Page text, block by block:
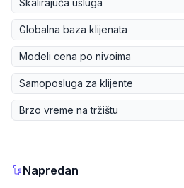
Skalirajuća usluga
Globalna baza klijenata
Modeli cena po nivoima
Samoposluga za klijente
Brzo vreme na tržištu
Napredan